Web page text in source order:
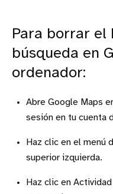
Para borrar el
búsqueda en
ordenador:
Abre Google Maps
sesión en tu cuenta
Haz clic en el menú
superior izquierda.
Haz clic en